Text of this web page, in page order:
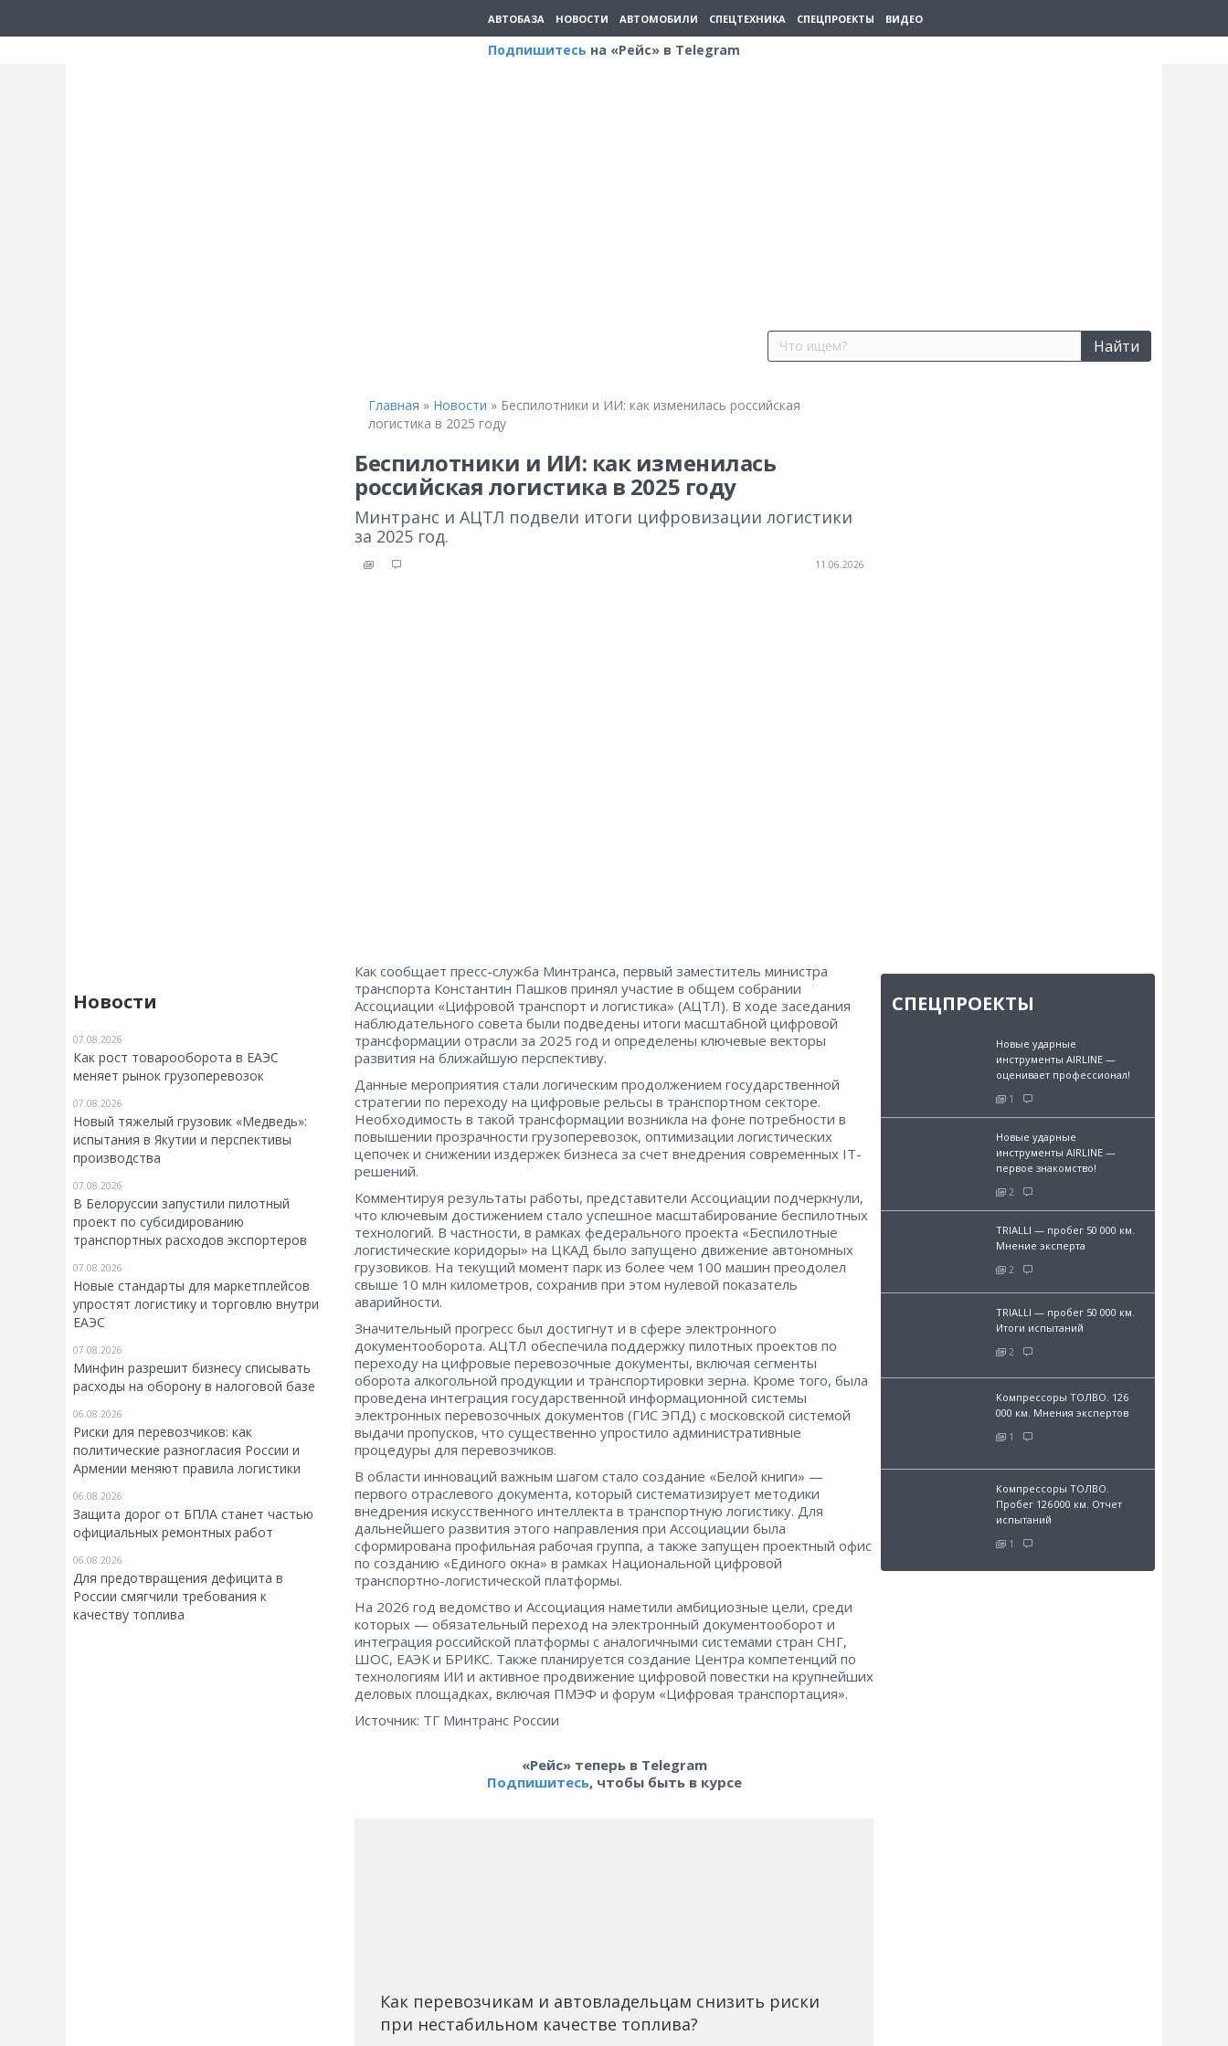
АВТОБАЗА НОВОСТИ АВТОМОБИЛИ СПЕЦТЕХНИКА СПЕЦПРОЕКТЫ ВИДЕО
Подпишитесь на «Рейс» в Telegram
Найти
Новости
07.08.2026
Как рост товарооборота в ЕАЭС
меняет рынок грузоперевозок
07.08.2026
Новый тяжелый грузовик «Медведь»:
испытания в Якутии и перспективы
производства
07.08.2026
В Белоруссии запустили пилотный
проект по субсидированию
транспортных расходов экспортеров
07.08.2026
Новые стандарты для маркетплейсов
упростят логистику и торговлю внутри
ЕАЭС
07.08.2026
Минфин разрешит бизнесу списывать
расходы на оборону в налоговой базе
06.08.2026
Риски для перевозчиков: как
политические разногласия России и
Армении меняют правила логистики
06.08.2026
Защита дорог от БПЛА станет частью
официальных ремонтных работ
06.08.2026
Для предотвращения дефицита в
России смягчили требования к
качеству топлива
Главная » Новости » Беспилотники и ИИ: как изменилась российская
логистика в 2025 году
Беспилотники и ИИ: как изменилась
российская логистика в 2025 году
Минтранс и АЦТЛ подвели итоги цифровизации логистики
за 2025 год.
11.06.2026
Как сообщает пресс-служба Минтранса, первый заместитель министра
транспорта Константин Пашков принял участие в общем собрании
Ассоциации «Цифровой транспорт и логистика» (АЦТЛ). В ходе заседания
наблюдательного совета были подведены итоги масштабной цифровой
трансформации отрасли за 2025 год и определены ключевые векторы
развития на ближайшую перспективу.
Данные мероприятия стали логическим продолжением государственной
стратегии по переходу на цифровые рельсы в транспортном секторе.
Необходимость в такой трансформации возникла на фоне потребности в
повышении прозрачности грузоперевозок, оптимизации логистических
цепочек и снижении издержек бизнеса за счет внедрения современных IT-
решений.
Комментируя результаты работы, представители Ассоциации подчеркнули,
что ключевым достижением стало успешное масштабирование беспилотных
технологий. В частности, в рамках федерального проекта «Беспилотные
логистические коридоры» на ЦКАД было запущено движение автономных
грузовиков. На текущий момент парк из более чем 100 машин преодолел
свыше 10 млн километров, сохранив при этом нулевой показатель
аварийности.
Значительный прогресс был достигнут и в сфере электронного
документооборота. АЦТЛ обеспечила поддержку пилотных проектов по
переходу на цифровые перевозочные документы, включая сегменты
оборота алкогольной продукции и транспортировки зерна. Кроме того, была
проведена интеграция государственной информационной системы
электронных перевозочных документов (ГИС ЭПД) с московской системой
выдачи пропусков, что существенно упростило административные
процедуры для перевозчиков.
В области инноваций важным шагом стало создание «Белой книги» —
первого отраслевого документа, который систематизирует методики
внедрения искусственного интеллекта в транспортную логистику. Для
дальнейшего развития этого направления при Ассоциации была
сформирована профильная рабочая группа, а также запущен проектный офис
по созданию «Единого окна» в рамках Национальной цифровой
транспортно-логистической платформы.
На 2026 год ведомство и Ассоциация наметили амбициозные цели, среди
которых — обязательный переход на электронный документооборот и
интеграция российской платформы с аналогичными системами стран СНГ,
ШОС, ЕАЭК и БРИКС. Также планируется создание Центра компетенций по
технологиям ИИ и активное продвижение цифровой повестки на крупнейших
деловых площадках, включая ПМЭФ и форум «Цифровая транспортация».
Источник: ТГ Минтранс России
«Рейс» теперь в Telegram
Подпишитесь, чтобы быть в курсе
Как перевозчикам и автовладельцам снизить риски
при нестабильном качестве топлива?
СПЕЦПРОЕКТЫ
Новые ударные
инструменты AIRLINE —
оценивает профессионал!
1
Новые ударные
инструменты AIRLINE —
первое знакомство!
2
TRIALLI — пробег 50 000 км.
Мнение эксперта
2
TRIALLI — пробег 50 000 км.
Итоги испытаний
2
Компрессоры ТОЛВО. 126
000 км. Мнения экспертов
1
Компрессоры ТОЛВО.
Пробег 126 000 км. Отчет
испытаний
1